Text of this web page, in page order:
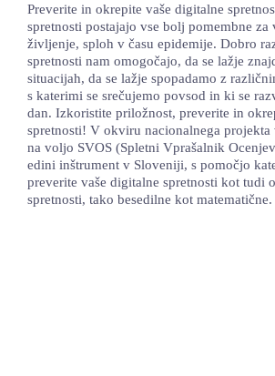
Preverite in okrepite vaše digitalne
spretnosti postajajo vse bolj pomembne za
življenje, sploh v času epidemije. Dobro
spretnosti nam omogočajo, da se lažje
situacijah, da se lažje spopadamo z
s katerimi se srečujemo povsod in ki se
dan. Izkoristite priložnost, preverite in
spretnosti! V okviru nacionalnega projekta
na voljo SVOS (Spletni Vprašalnik
edini inštrument v Sloveniji, s pomočjo
preverite vaše digitalne spretnosti kot tudi
spretnosti, tako besedilne kot matematične.